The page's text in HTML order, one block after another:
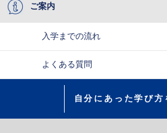
ご案内
入学までの流れ
よくある質問
自分にあった学び方